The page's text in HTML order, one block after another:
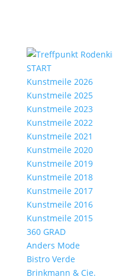
START
Kunstmeile 2026
Kunstmeile 2025
Kunstmeile 2023
Kunstmeile 2022
Kunstmeile 2021
Kunstmeile 2020
Kunstmeile 2019
Kunstmeile 2018
Kunstmeile 2017
Kunstmeile 2016
Kunstmeile 2015
360 GRAD
Anders Mode
Bistro Verde
Brinkmann & Cie.